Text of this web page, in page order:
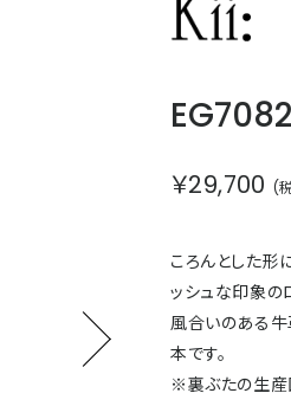
￥29,700 (
ころんとした形
ッシュな印象の
風合いのある牛
本です。
※裏ぶたの生産